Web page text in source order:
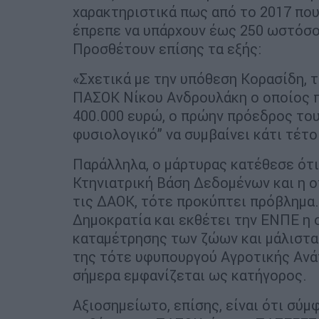
χαρακτηριστικά πως από το 2017
έπρεπε να υπάρχουν έως 250 ωστόσο
Προσθέτουν επίσης τα εξής:
«Σχετικά με την υπόθεση
ΠΑΣΟΚ Νίκου Ανδρουλάκη ο οποίος
400.000 ευρώ, ο πρώην πρόεδρος του
φυσιολογικό” να συμβαίνει κάτι
Παράλληλα, ο μάρτυρας κατέθεσε
Κτηνιατρική Βάση Δεδομένων και η
τις ΔΑΟΚ, τότε προκύπτει
Δημοκρατία και εκθέτει την ΕΝΠΕ η
καταμέτρησης των ζώων και
της τότε υφυπουργού Αγροτικής
σήμερα εμφανίζεται ως κατήγορος.
Αξιοσημείωτο, επίσης, είναι ότι